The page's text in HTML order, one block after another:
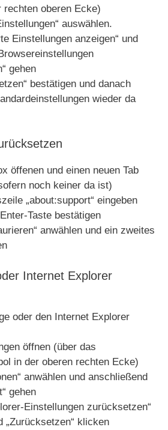
rechten oberen Ecke)
auswählen.
Einstellungen anzeigen“ und
gehen
bestätigen und danach
wieder da
öffenen und einen neuen Tab
noch keiner da ist)
„about:support“ eingeben
Taste bestätigen
anwählen und ein zweites
Internet Explorer
oder den Internet Explorer
öffnen (über das
in der oberen rechten Ecke)
anwählen und anschließend
gehen
Einstellungen zurücksetzen“
„Zurücksetzen“ klicken